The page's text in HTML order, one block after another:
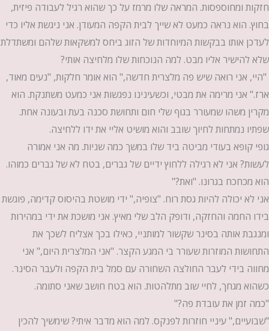
חזקות ומחוספסות. המראה שלו מרמז על כך שהוא רגיל לעבודה פיזית,
בחוץ. הוא נראה כמעט לא שייך לבית הקפה המעודן. אני ניגשת אליו כדי
לעדכן אותו בבקשות המיוחדות של הזוג ביחס למשקאות שלהם ומשתדלת
שלא להישיר אליו מבט. למה הנוכחות שלו מלחיצה אותי?
"היי, אני רואה שיש פה מלצרית חדשה," הוא אומר חלקות, "נעים מאוד,
ארז." אני מרימה את מבטי, וכשעינינו נפגשות אני כמעט משתנקת. הוא
מקרין משהו שמעורר בגוף שלי חום ותחושת סכנה בעת ובעונה אחת.
שפתיו נמתחות לחיוך שובב והוא מושיט אליי את ידו ללחיצה.
גופי קופא בעודי מביטה ביד שלו במשך כמה שניות. מה אני אמורה
לעשות? אני לא רגילה ללחוץ ידיים של גברים, בטח לא של גברים כמוהו.
הוא מכחכח בגרונו. "ואת?"
אני לא יכולה להיות גסת רוח. "צופיה," ידי מושטת בהיסוס קדימה, פוגשת
בידו החמה והחזקה, ודופק הלב שלי מאיץ. אני מושכת את ידי במהירות
ומנגבת אותה בסינר שקשור למותניי, כאילו בכך אצליח לשכך את
התחושות המוזרות שעורר בי המגע הקצר. "אני המלצרית היום," אני
מחווה בידי לעבר החולצה השחורה עם סמל בית הקפה ולעבר הסינר.
כשהוא מגחך, לחיי שוב מתלהטות. הוא בטח חושב שאני סתומה.
"כמה זמן את עובדת פה?"
"שבועיים," עיניי חוזרות לפנקס. למה הוא מדבר איתי? שימשיך להכין